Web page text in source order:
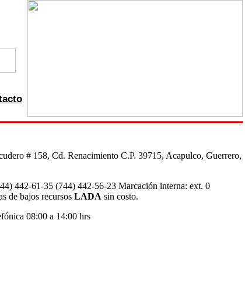
# 158, Cd. Renacimiento C.P. 39715, Acapulco, Guerrero,
442-61-35 (744) 442-56-23 Marcación interna: ext. 0
de bajos recursos LADA sin costo.
08:00 a 14:00 hrs